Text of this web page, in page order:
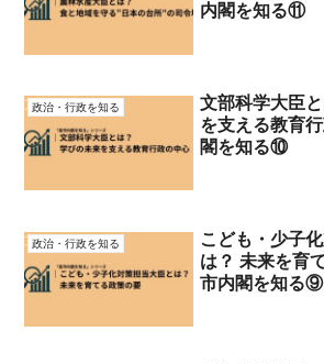
内閣を知る⑪
政治・行政を知る
文部科学大臣
を支える教育
閣を知る⑩
政治・行政を知る
こども・少子
は？ 未来を育
市内閣を知る⑨